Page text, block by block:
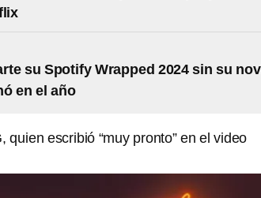
su Spotify Wrapped 2024 sin su
en el año
escribió “muy pronto” en el video